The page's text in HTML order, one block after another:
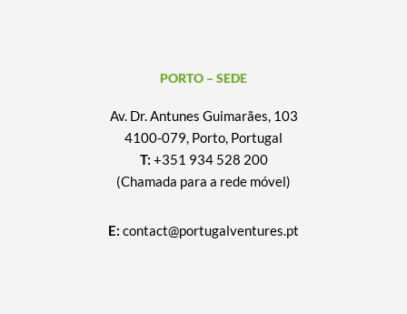
PORTO – SEDE
Av. Dr. Antunes Guimarães, 103
4100-079, Porto, Portugal
T: +351 934 528 200
(Chamada para a rede móvel)
E: contact@portugalventures.pt